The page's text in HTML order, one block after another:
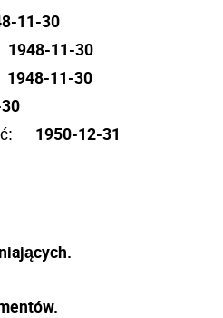
11-30
1948-11-30
1948-11-30
1950-12-31